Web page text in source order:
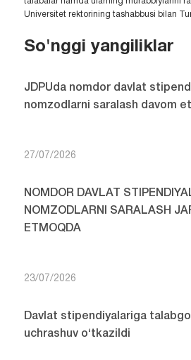
Universitet rektorining tashabbusi bilan
So'nggi yangiliklar
JDPUda nomdor davlat
nomzodlarni saralash davom
27/07/2026
NOMDOR DAVLAT
NOMZODLARNI SARALASH
ETMOQDA
23/07/2026
Davlat stipendiyalariga
uchrashuv o‘tkazildi